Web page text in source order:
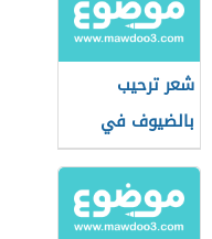
شعر ترحيب
بالضيوف في
المدرسة